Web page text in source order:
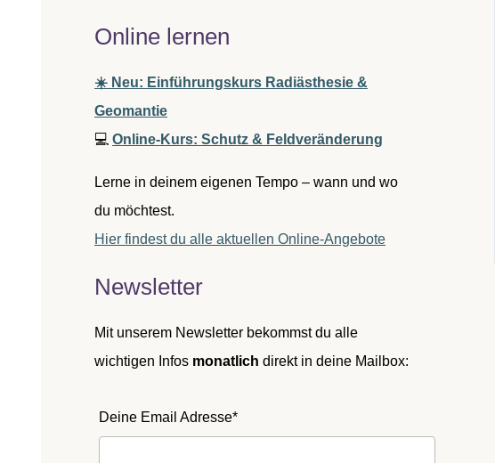
Online lernen
☀️ Neu: Einführungskurs Radiästhesie &
Geomantie
💻 Online-Kurs: Schutz & Feldveränderung
Lerne in deinem eigenen Tempo – wann und wo
du möchtest.
Hier findest du alle aktuellen Online-Angebote
Newsletter
Mit unserem Newsletter bekommst du alle
wichtigen Infos monatlich direkt in deine Mailbox:
Deine Email Adresse*